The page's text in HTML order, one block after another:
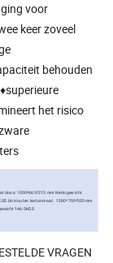
voor
keer zoveel
behouden
het risico
doos: 1050*665*215 mm Nettogewicht
Un Houten kartonmaat: 1200*700*320mm
146.0KGS
VRAGEN